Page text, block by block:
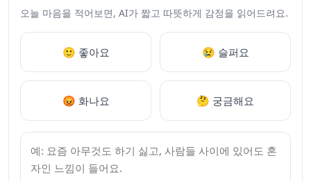
오늘 마음을 적어보면, AI가 짧고 따뜻하게 감정을 읽어드려요.
🙂 좋아요 😢 슬퍼요
😡 화나요 🤔 궁금해요